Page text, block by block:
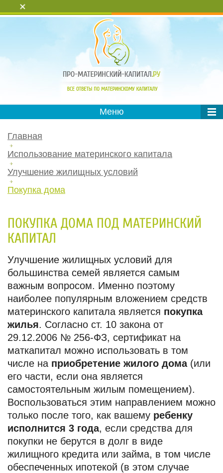
Меню
Главная
Использование материнского капитала
Улучшение жилищных условий
Покупка дома
ПОКУПКА ДОМА ПОД МАТЕРИНСКИЙ
КАПИТАЛ
Улучшение жилищных условий для
большинства семей является самым
важным вопросом. Именно поэтому
наиболее популярным вложением средств
материнского капитала является покупка
жилья. Согласно ст. 10 закона от
29.12.2006 № 256-ФЗ, сертификат на
маткапитал можно использовать в том
числе на приобретение жилого дома(или
его части, если она является
самостоятельным жилым помещением).
Воспользоваться этим направлением можно
только после того, как вашему ребенку
исполнится 3 года, если средства для
покупки не берутся в долг в виде
жилищного кредита или займа, в том числе
обеспеченных ипотекой (в этом случае
+